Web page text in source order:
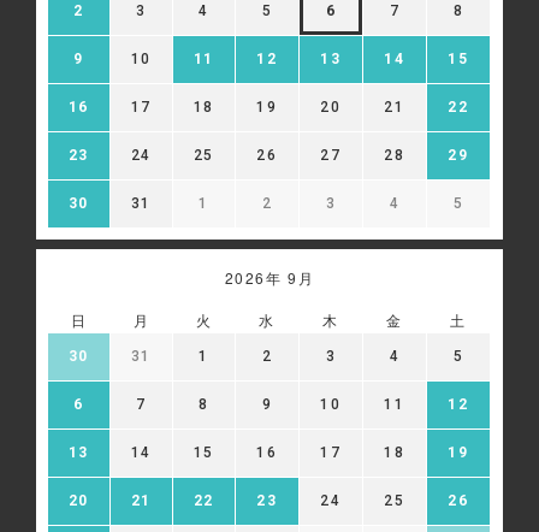
2 3 4 5 6 7 8
9 10 11 12 13 14 15
16 17 18 19 20 21 22
23 24 25 26 27 28 29
30 31 1 2 3 4 5
2026年 9月
日 月 火 水 木 金 土
30 31 1 2 3 4 5
6 7 8 9 10 11 12
13 14 15 16 17 18 19
20 21 22 23 24 25 26